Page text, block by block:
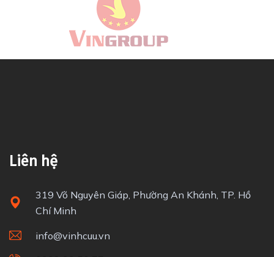
Liên hệ
319 Võ Nguyên Giáp, Phường An Khánh, TP. Hồ
Chí Minh
info@vinhcuu.vn